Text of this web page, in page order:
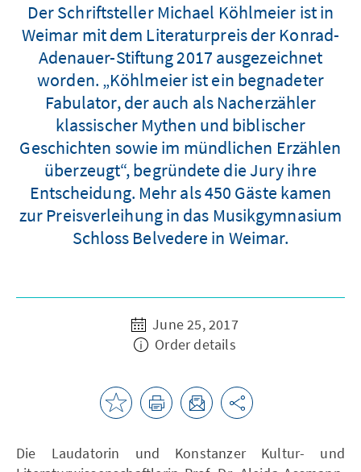
Der Schriftsteller Michael Köhlmeier ist in
Weimar mit dem Literaturpreis der Konrad-
Adenauer-Stiftung 2017 ausgezeichnet
worden. „Köhlmeier ist ein begnadeter
Fabulator, der auch als Nacherzähler
klassischer Mythen und biblischer
Geschichten sowie im mündlichen Erzählen
überzeugt“, begründete die Jury ihre
Entscheidung. Mehr als 450 Gäste kamen
zur Preisverleihung in das Musikgymnasium
Schloss Belvedere in Weimar.
June 25, 2017
Order details
Die Laudatorin und Konstanzer Kultur- und